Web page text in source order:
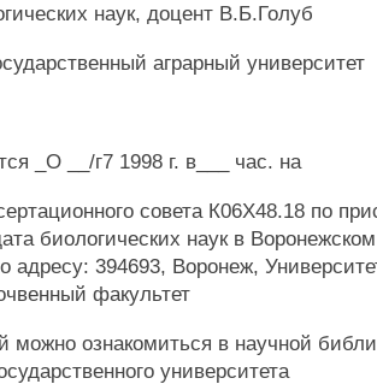
наук, доцент В.Б.Голуб
аграрный университет
_О __/г7 1998 г. в___ час. на
совета К06Х48.18 по
биологических наук в
адресу: 394693, Воронеж,
факультет
можно ознакомиться в научной
университета